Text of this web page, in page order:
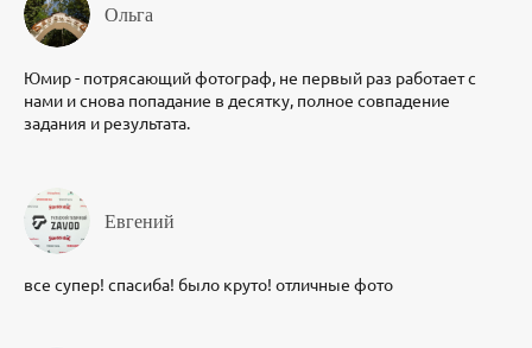
Ольга
Юмир - потрясающий фотограф, не первый раз работает с
нами и снова попадание в десятку, полное совпадение
задания и результата.
Евгений
все супер! спасиба! было круто! отличные фото